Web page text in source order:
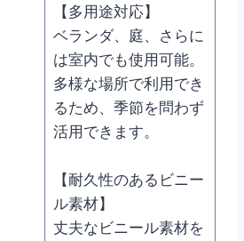
【多用途対応】
ベランダ、庭、さらに
は室内でも使用可能。
多様な場所で利用でき
るため、季節を問わず
活用できます。
【耐久性のあるビニー
ル素材】
丈夫なビニール素材を